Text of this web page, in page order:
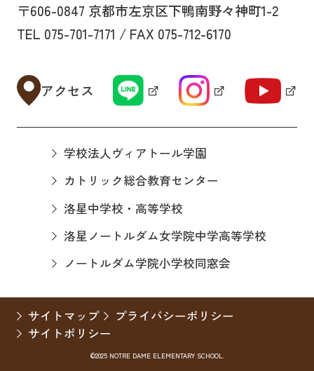
〒606-0847 京都市左京区下鴨南野々神町1-2
TEL 075-701-7171 / FAX 075-712-6170
アクセス
学校法人ヴィアトール学園
カトリック総合教育センター
洛星中学校・高等学校
洛星ノートルダム女学院中学高等学校
ノートルダム学院小学校同窓会
サイトマップ
プライバシーポリシー
サイトポリシー
©2025 NOTRE DAME ELEMENTARY SCHOOL.